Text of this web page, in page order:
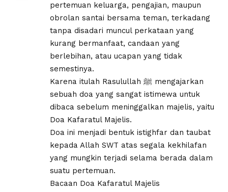
pertemuan keluarga, pengajian, maupun
obrolan santai bersama teman, terkadang
tanpa disadari muncul perkataan yang
kurang bermanfaat, candaan yang
berlebihan, atau ucapan yang tidak
semestinya.
Karena itulah Rasulullah ﷺ mengajarkan
sebuah doa yang sangat istimewa untuk
dibaca sebelum meninggalkan majelis, yaitu
Doa Kafaratul Majelis.
Doa ini menjadi bentuk istighfar dan taubat
kepada Allah SWT atas segala kekhilafan
yang mungkin terjadi selama berada dalam
suatu pertemuan.
Bacaan Doa Kafaratul Majelis